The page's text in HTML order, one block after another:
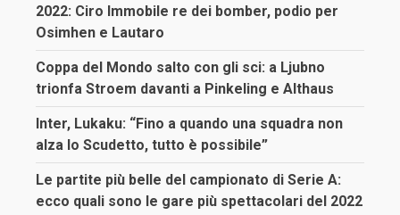
2022: Ciro Immobile re dei bomber, podio per
Osimhen e Lautaro
Coppa del Mondo salto con gli sci: a Ljubno
trionfa Stroem davanti a Pinkeling e Althaus
Inter, Lukaku: “Fino a quando una squadra non
alza lo Scudetto, tutto è possibile”
Le partite più belle del campionato di Serie A:
ecco quali sono le gare più spettacolari del 2022